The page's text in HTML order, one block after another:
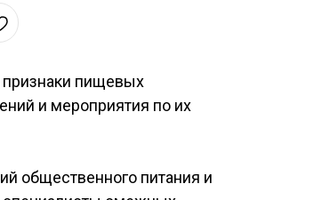
пищевых
и мероприятия по их
общественного питания и